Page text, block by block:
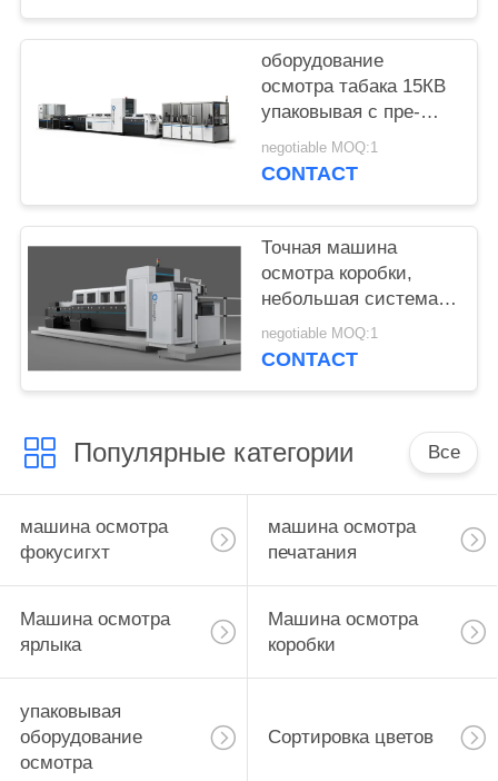
оборудование
осмотра табака 15КВ
упаковывая с пре-
особенностью
затяжелителя
negotiable MOQ:1
CONTACT
Точная машина
осмотра коробки,
небольшая система
контроля печати
пакетов сигареты
negotiable MOQ:1
CONTACT
Популярные категории Все
машина осмотра
фокусигхт
машина осмотра
печатания
Машина осмотра
ярлыка
Машина осмотра
коробки
упаковывая
оборудование
осмотра
Сортировка цветов